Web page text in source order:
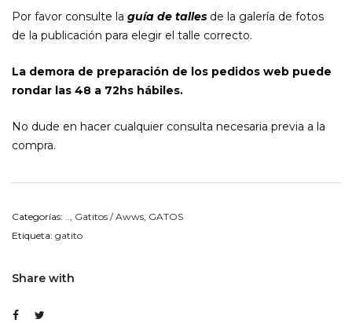
Por favor consulte la guía de talles de la galería de fotos
de la publicación para elegir el talle correcto.
La demora de preparación de los pedidos web puede
rondar las 48 a 72hs hábiles.
No dude en hacer cualquier consulta necesaria previa a la
compra.
Categorías: .., Gatitos / Awws, GATOS
Etiqueta: gatito
Share with